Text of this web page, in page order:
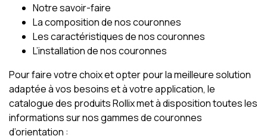
Notre savoir-faire
La composition de nos couronnes
Les caractéristiques de nos couronnes
L’installation de nos couronnes
Pour faire votre choix et opter pour la meilleure solution
adaptée à vos besoins et à votre application, le
catalogue des produits Rollix met à disposition toutes les
informations sur nos gammes de couronnes
d’orientation :